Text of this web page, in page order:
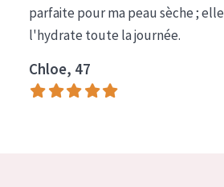
parfaite pour ma peau sèche ; elle
l'hydrate toute la journée.
Chloe, 47